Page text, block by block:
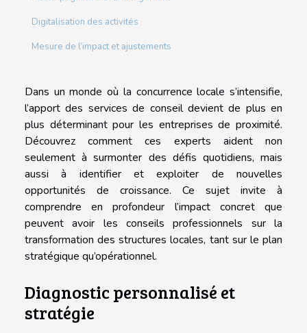
Digitalisation des activités
Mesure de l’impact et ajustements
Dans un monde où la concurrence locale s’intensifie,
l’apport des services de conseil devient de plus en
plus déterminant pour les entreprises de proximité.
Découvrez comment ces experts aident non
seulement à surmonter des défis quotidiens, mais
aussi à identifier et exploiter de nouvelles
opportunités de croissance. Ce sujet invite à
comprendre en profondeur l’impact concret que
peuvent avoir les conseils professionnels sur la
transformation des structures locales, tant sur le plan
stratégique qu’opérationnel.
Diagnostic personnalisé et
stratégie